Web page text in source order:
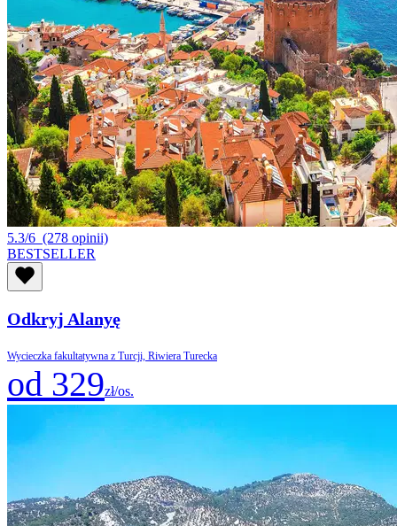
5.3/6 (278 opinii)
BESTSELLER
Odkryj Alanyę
Wycieczka fakultatywna z Turcji, Riwiera Turecka
od 329zł/os.